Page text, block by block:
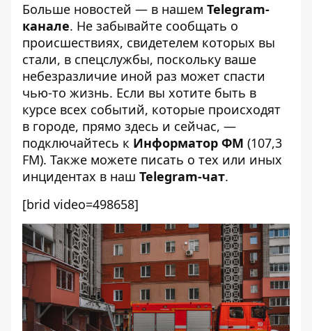
Больше новостей — в нашем Telegram-
канале. Не забывайте сообщать о
происшествиях, свидетелем которых вы
стали, в спецслужбы, поскольку ваше
небезразличие иной раз может спасти
чью-то жизнь. Если вы хотите быть в
курсе всех событий, которые происходят
в городе, прямо здесь и сейчас, —
подключайтесь к Информатор ФМ (107,3
FM). Также можете писать о тех или иных
инцидентах в наш Telegram-чат.
[brid video=498658]